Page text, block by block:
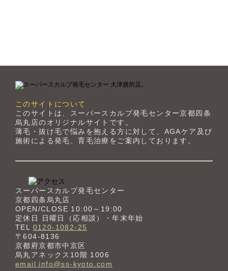
このサイトについて
このサイトは、スーパースカルプ発毛センター京都四条
烏丸店のオリジナルサイトです。
薄毛・抜け毛で悩みを抱える方に対して、AGAケア及び
施術による発毛、育毛治療をご案内しております。
スーパースカルプ発毛センター
京都四条烏丸店
OPEN/CLOSE 10:00～19:00
定休日 日曜日（応相談）・年末年始
TEL 0120-1082-25
〒604-8136
京都府京都市中京区
烏丸アネックス10階 1006
email info@ss-kyoto.com